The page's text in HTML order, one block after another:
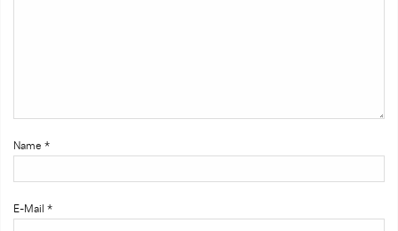
Name *
E-Mail *